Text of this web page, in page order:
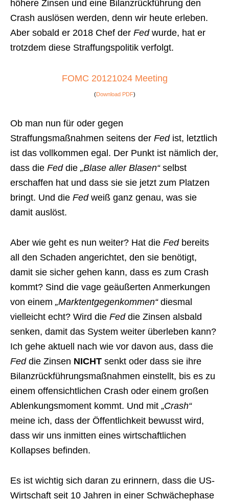
höhere Zinsen und eine Bilanzrückführung den
Crash auslösen werden, denn wir heute erleben.
Aber sobald er 2018 Chef der Fedwurde, hat er
trotzdem diese Straffungspolitik verfolgt.
FOMC 20121024 Meeting
(Download PDF)
Ob man nun für oder gegen
Straffungsmaßnahmen seitens der Fedist, letztlich
ist das vollkommen egal. Der Punkt ist nämlich der,
dass die Feddie „Blase aller Blasen“selbst
erschaffen hat und dass sie sie jetzt zum Platzen
bringt. Und die Fedweiß ganz genau, was sie
damit auslöst.
Aber wie geht es nun weiter? Hat die Fedbereits
all den Schaden angerichtet, den sie benötigt,
damit sie sicher gehen kann, dass es zum Crash
kommt? Sind die vage geäußerten Anmerkungen
von einem „Marktentgegenkommen“diesmal
vielleicht echt? Wird die Feddie Zinsen alsbald
senken, damit das System weiter überleben kann?
Ich gehe aktuell nach wie vor davon aus, dass die
Feddie Zinsen NICHT senkt oder dass sie ihre
Bilanzrückführungsmaßnahmen einstellt, bis es zu
einem offensichtlichen Crash oder einem großen
Ablenkungsmoment kommt. Und mit „Crash“
meine ich, dass der Öffentlichkeit bewusst wird,
dass wir uns inmitten eines wirtschaftlichen
Kollapses befinden.
Es ist wichtig sich daran zu erinnern, dass die US-
Wirtschaft seit 10 Jahren in einer Schwächephase